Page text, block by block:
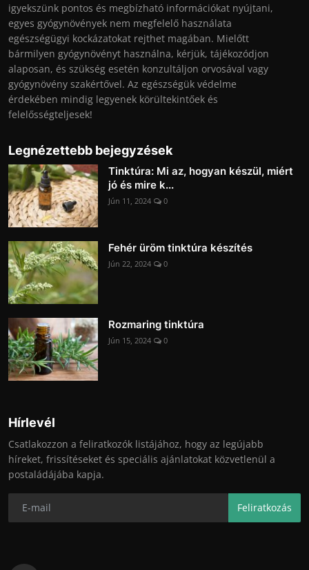
igyekszünk pontos és megbízható információkat nyújtani,
egyes gyógynövények nem megfelelő használata
egészségügyi kockázatokat rejthet magában. Mielőtt
bármilyen gyógynövényt használna, kérjük, tájékozódjon
alaposan, és szükség esetén konzultáljon orvosával vagy
gyógynövény szakértővel. Az egészségük védelme
érdekében mindig legyenek körültekintőek és
felelősségteljesek!
Legnézettebb bejegyzések
Tinktúra: Mi az, hogyan készül, miért
jó és mire k...
Jún 11, 2024 0
Fehér üröm tinktúra készítés
Jún 22, 2024 0
Rozmaring tinktúra
Jún 15, 2024 0
Hírlevél
Csatlakozzon a feliratkozók listájához, hogy az legújabb
híreket, frissítéseket és speciális ajánlatokat közvetlenül a
postaládájába kapja.
Feliratkozás